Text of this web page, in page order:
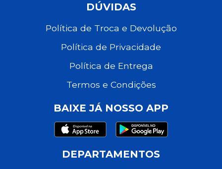
DÚVIDAS
Política de Troca e Devolução
Política de Privacidade
Política de Entrega
Termos e Condições
BAIXE JÁ NOSSO APP
DEPARTAMENTOS